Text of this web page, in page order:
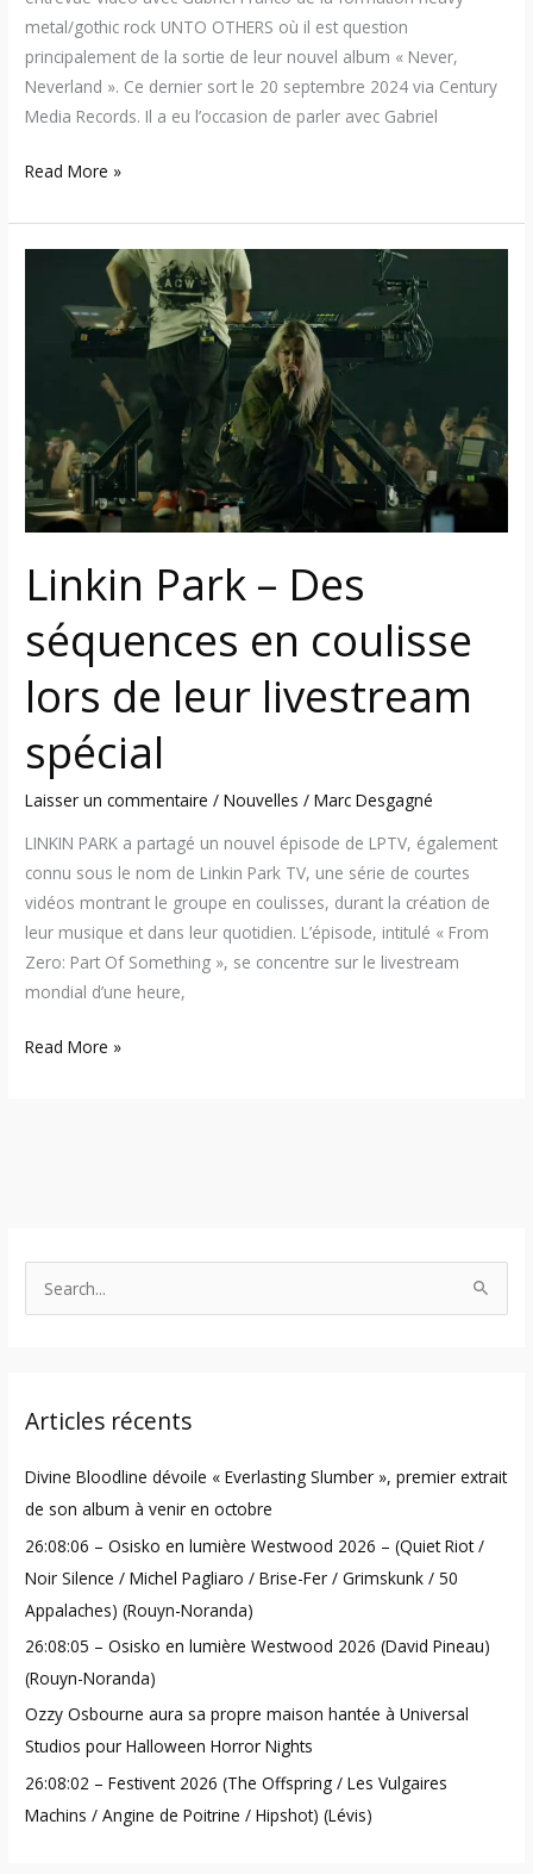
metal/gothic rock UNTO OTHERS où il est question
principalement de la sortie de leur nouvel album « Never,
Neverland ». Ce dernier sort le 20 septembre 2024 via Century
Media Records. Il a eu l’occasion de parler avec Gabriel
Read More »
Linkin Park – Des
séquences en coulisse
lors de leur livestream
spécial
Laisser un commentaire /Nouvelles /Marc Desgagné
LINKIN PARK a partagé un nouvel épisode de LPTV, également
connu sous le nom de Linkin Park TV, une série de courtes
vidéos montrant le groupe en coulisses, durant la création de
leur musique et dans leur quotidien. L’épisode, intitulé « From
Zero: Part Of Something », se concentre sur le livestream
mondial d’une heure,
séquences
coulisse
lors
de
leur
spécial
Read More »
c
f
o
r
:
Articles récents
Divine Bloodline dévoile « Everlasting Slumber », premier extrait
de son album à venir en octobre
26:08:06 – Osisko en lumière Westwood 2026 – (Quiet Riot /
Noir Silence / Michel Pagliaro / Brise-Fer / Grimskunk / 50
Appalaches) (Rouyn-Noranda)
26:08:05 – Osisko en lumière Westwood 2026 (David Pineau)
(Rouyn-Noranda)
Ozzy Osbourne aura sa propre maison hantée à Universal
Studios pour Halloween Horror Nights
26:08:02 – Festivent 2026 (The Offspring / Les Vulgaires
Machins / Angine de Poitrine / Hipshot) (Lévis)